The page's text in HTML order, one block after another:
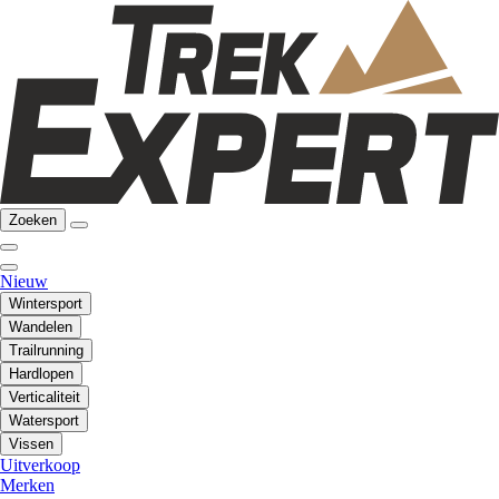
Zoeken
Nieuw
Wintersport
Wandelen
Trailrunning
Hardlopen
Verticaliteit
Watersport
Vissen
Uitverkoop
Merken